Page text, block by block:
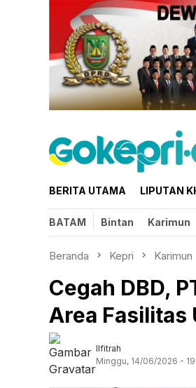
BERITA UTAMA LIPUTAN
BATAM Bintan Karimun
Beranda Kepri Karimun
Cegah DBD,
Area Fasilitas
Ilfitrah
Minggu, 14/06/2026 -